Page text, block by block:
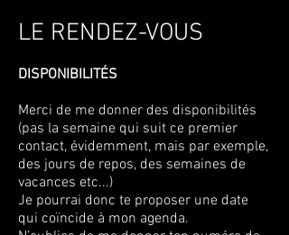
LE RENDEZ-VOUS
DISPONIBILITÉS
Merci de me donner des disponibilités
(pas la semaine qui suit ce premier
contact, évidemment, mais par exemple,
des jours de repos, des semaines de
vacances etc...)
Je pourrai donc te proposer une date
qui coïncide à mon agenda.